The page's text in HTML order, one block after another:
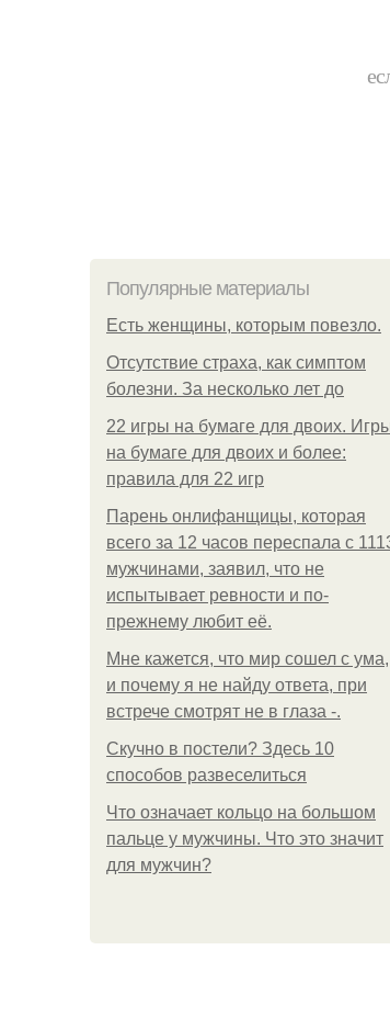
Популярные материалы
Есть женщины, которым повезло.
Отсутствие страха, как симптом
болезни. За несколько лет до
22 игры на бумаге для двоих.
на бумаге для двоих и более:
правила для 22 игр
Парень онлифанщицы, которая
всего за 12 часов переспала с
мужчинами, заявил, что не
испытывает ревности и по-
прежнему любит её.
Мне кажется, что мир сошел с ума,
и почему я не найду ответа, при
встрече смотрят не в глаза -.
Скучно в постели? Здесь 10
способов развеселиться
Что означает кольцо на большом
пальце у мужчины. Что это значит
для мужчин?